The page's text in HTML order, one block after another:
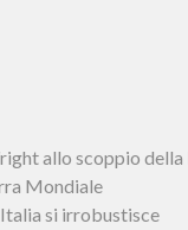
allo scoppio
Mondiale
si irrobustisce